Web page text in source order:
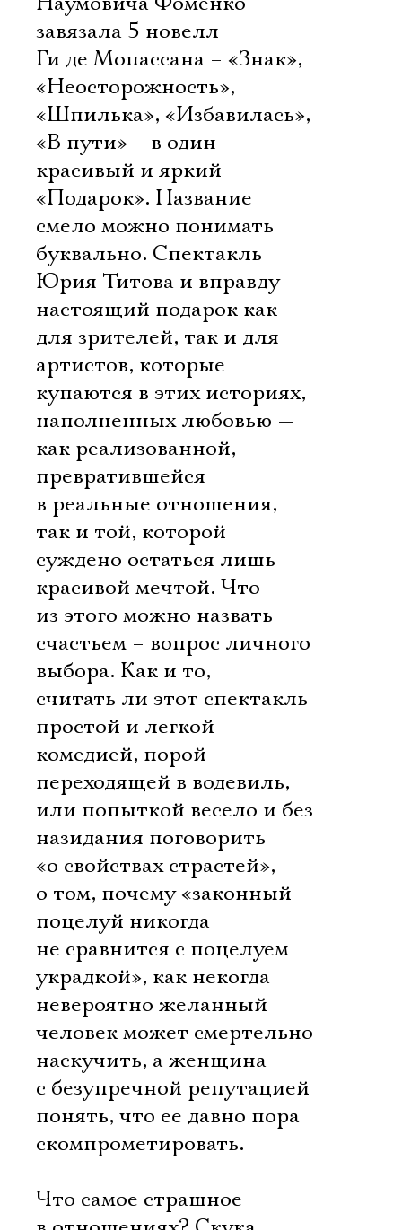
завязала 5 новелл
Ги де Мопассана – «Знак»,
«Неосторожность»,
«Шпилька», «Избавилась»,
«В пути» – в один
красивый и яркий
«Подарок». Название
смело можно понимать
буквально. Спектакль
Юрия Титова и вправду
настоящий подарок как
для зрителей, так и для
артистов, которые
купаются в этих историях,
наполненных любовью —
как реализованной,
превратившейся
в реальные отношения,
так и той, которой
суждено остаться лишь
красивой мечтой. Что
из этого можно назвать
счастьем – вопрос личного
выбора. Как и то,
считать ли этот спектакль
простой и легкой
комедией, порой
переходящей в водевиль,
или попыткой весело и без
назидания поговорить
«о свойствах страстей»,
о том, почему «законный
поцелуй никогда
не сравнится с поцелуем
украдкой», как некогда
невероятно желанный
человек может смертельно
наскучить, а женщина
с безупречной репутацией
понять, что ее давно пора
скомпрометировать.
Что самое страшное